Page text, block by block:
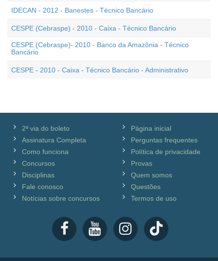
IDECAN - 2012 - Banestes - Técnico Bancário
CESPE (Cebraspe) - 2010 - Caixa - Técnico Bancário
CESPE (Cebraspe)- 2010 - Banco da Amazônia - Técnico
Bancário
CESPE - 2010 - Caixa - Técnico Bancário - Administrativo
2ª via do boleto
Assinatura Completa
Como funciona
Concursos
Disciplinas
Fale conosco
Notícias sobre concursos
Página inicial
Perguntas frequentes
Política de privacidade
Provas
Quem somos
Questões
Termos de uso